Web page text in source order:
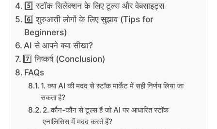
5️⃣ स्टॉक सिलेक्शन के लिए टूल्स और वेबसाइट्स
6️⃣ शुरुआती लोगों के लिए सुझाव (Tips for
Beginners)
AI से आपने क्या सीखा?
7️⃣ निष्कर्ष (Conclusion)
FAQs
1. क्या AI की मदद से स्टॉक मार्केट में सही निर्णय लिया जा
सकता है?
2. कौन-कौन से टूल्स हैं जो AI पर आधारित स्टॉक
एनालिसिस में मदद करते हैं?